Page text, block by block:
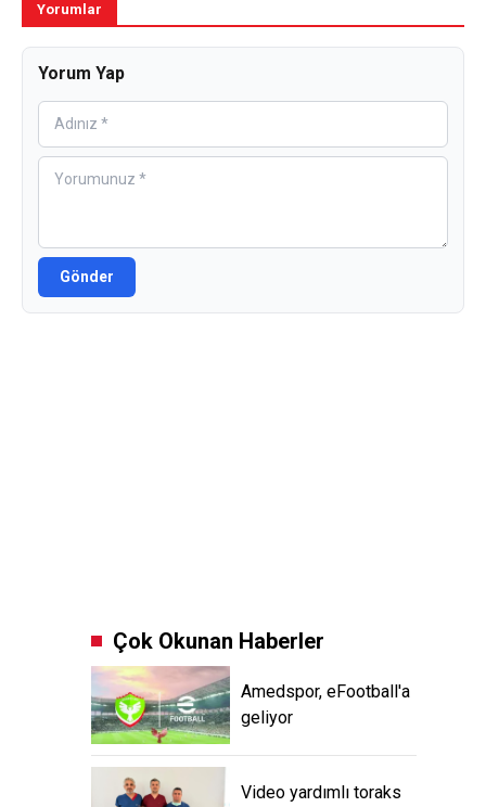
Yorumlar
Yorum Yap
Gönder
Çok Okunan Haberler
Amedspor, eFootball'a
geliyor
Video yardımlı toraks